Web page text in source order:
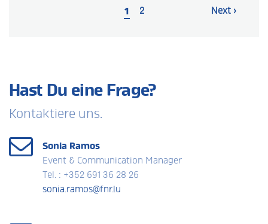
Current
1 Page
2
Next
Next ›
Hast Du eine Frage?
Kontaktiere uns.
Sonia Ramos
Event & Communication Manager
Tel. : +352 691 36 28 26
sonia.ramos@fnr.lu